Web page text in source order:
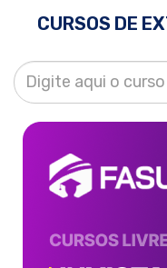
CURSOS DE